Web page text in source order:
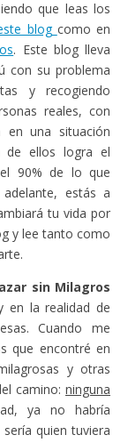
que leas los
blog como en
. Este blog lleva
con su problema
y recogiendo
reales, con
en una situación
de ellos logra el
90% de lo que
estás a
tu vida por
y lee tanto como
sin Milagros
en la realidad de
Cuando me
que encontré en
y otras
camino: ninguna
ya no habría
quien tuviera